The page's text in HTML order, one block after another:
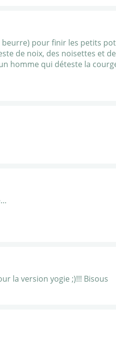
beurre) pour finir les petits
de noix, des noisettes et
homme qui déteste la
la version yogie ;)!!! Bisous